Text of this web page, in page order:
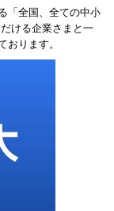
「全国、全ての中小
ける企業さまと一
ります。